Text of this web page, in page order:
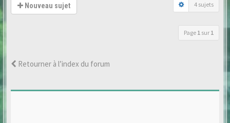
Nouveau sujet 4 sujets
Page 1 sur 1
Retourner à l’index du forum